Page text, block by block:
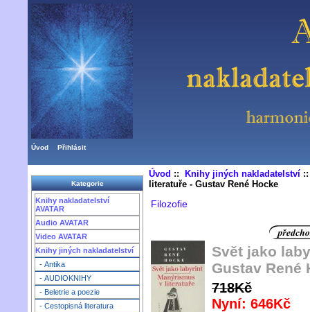
Úvod Přihlásit
Kategorie
Knihy nakladatelství
AVATAR
Audio AVATAR
Video AVATAR
Knihy jiných nakladatelství
- Antika
- AUDIOKNIHY
- Beletrie a poezie
- Cestopisná literatura
Úvod :: Knihy jiných nakladatelství
literatuře - Gustav René Hocke
Filozofie
Svět jako
Gustav René
718Kč
Nyní: 646Kč